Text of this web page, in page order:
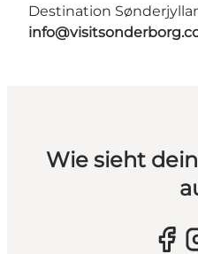
Destination
Wie sieht